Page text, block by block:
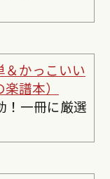
＆かっこいい
譜本）
！一冊に厳選